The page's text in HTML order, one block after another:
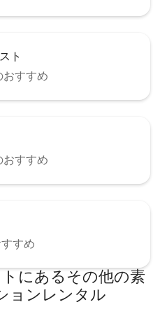
スタオル サ
ー - 扇風機
ートではあ
は別々（写
ー/バスタ
アドライ
ーパック ア
- 車3台分の
+オープン
無料の駐車
れています
ト
おすすめ
おすすめ
すめ
にあるその他の素
ョンレンタル